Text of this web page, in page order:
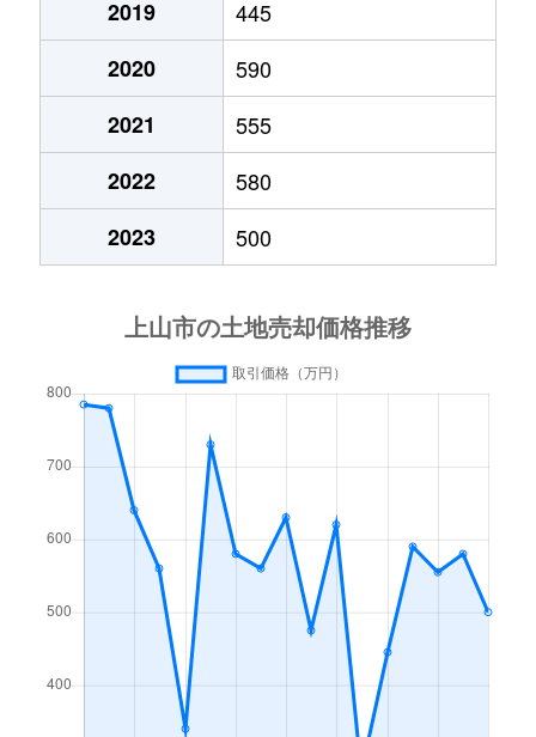
2019
445
2020
590
2021
555
2022
580
2023
500